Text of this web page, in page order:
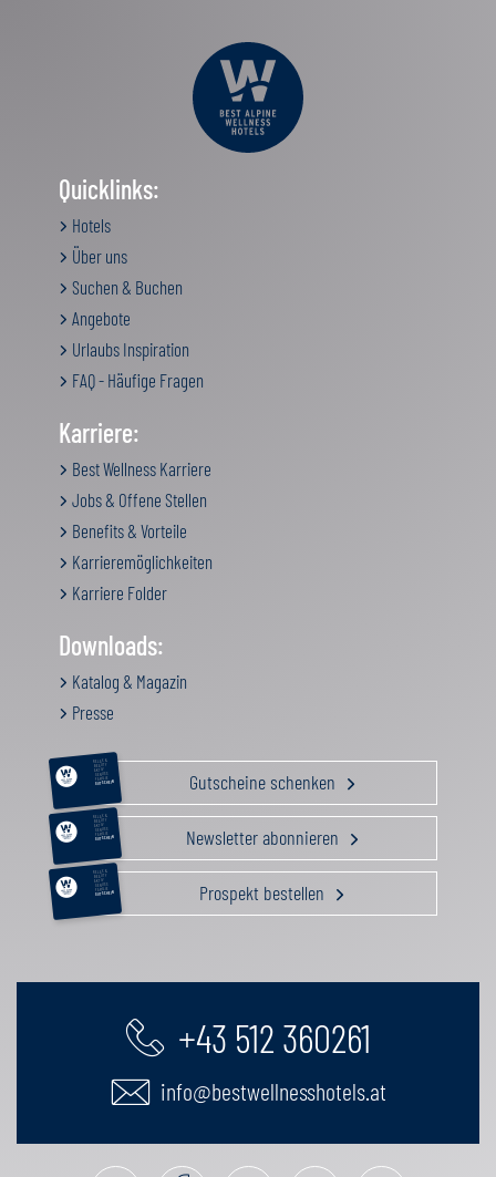
Quicklinks:
Hotels
Über uns
Suchen & Buchen
Angebote
Urlaubs Inspiration
FAQ - Häufige Fragen
Karriere:
Best Wellness Karriere
Jobs & Offene Stellen
Benefits & Vorteile
Karrieremöglichkeiten
Karriere Folder
Downloads:
Katalog & Magazin
Presse
RELAX &
BEAUTY
AKTIV
GENUSS
FAMILIE
GUTSCHEIN Gutscheine schenken
RELAX &
BEAUTY
AKTIV
GENUSS
FAMILIE
GUTSCHEIN Newsletter abonnieren
RELAX &
BEAUTY
AKTIV
GENUSS
FAMILIE
GUTSCHEIN Prospekt bestellen
+43 512 360261
info@bestwellnesshotels.at